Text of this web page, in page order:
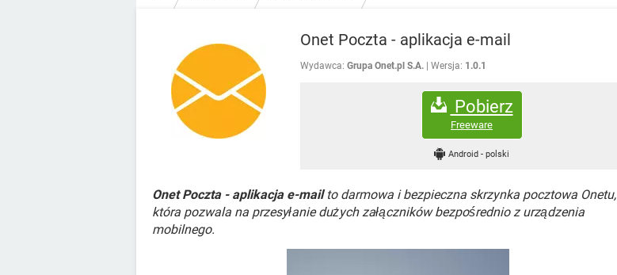
Onet Poczta - aplikacja e-mail
Wydawca: Grupa Onet.pl S.A. Wersja: 1.0.1
Pobierz
Freeware
Android - polski
Onet Poczta - aplikacja e-mailto darmowa i bezpieczna skrzynka pocztowa Onetu,
która pozwala na przesyłanie dużych załączników bezpośrednio z urządzenia
mobilnego.